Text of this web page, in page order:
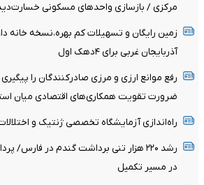
مرکزی / بازسازی واحدهای مسکونی
زمین رایگان و تسهیلات کم بهره،نسخه خانه
آذربایجان غربی برای ۴دهک اول
رفع موانع ارزی و مرزی صادرکنندگان را
ضرورت تقویت همکاری‌های اقتصادی میان
راه‌اندازی آزمایشگاه تخصصی ژنتیک و
رشد ۲۲۰ هزار تنی برداشت گندم در فارس/
در مسیر تکمیل